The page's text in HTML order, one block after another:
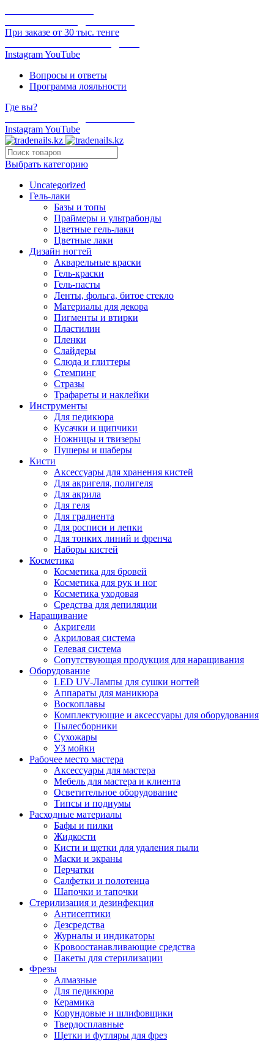
При заказе от 30 тыс. тенге
InstagramYouTube
Вопросы и ответы
Программа лояльности
Где вы?
InstagramYouTube
Выбрать категорию
Uncategorized
Гель-лаки
Базы и топы
Праймеры и ультрабонды
Цветные гель-лаки
Цветные лаки
Дизайн ногтей
Акварельные краски
Гель-краски
Гель-пасты
Ленты, фольга, битое стекло
Материалы для декора
Пигменты и втирки
Пластилин
Пленки
Слайдеры
Слюда и глиттеры
Стемпинг
Стразы
Трафареты и наклейки
Инструменты
Для педикюра
Кусачки и щипчики
Ножницы и твизеры
Пушеры и шаберы
Кисти
Аксессуары для хранения кистей
Для акригеля, полигеля
Для акрила
Для геля
Для градиента
Для росписи и лепки
Для тонких линий и френча
Наборы кистей
Косметика
Косметика для бровей
Косметика для рук и ног
Косметика уходовая
Средства для депиляции
Наращивание
Акригели
Акриловая система
Гелевая система
Сопутствующая продукция для наращивания
Оборудование
LED UV-Лампы для сушки ногтей
Аппараты для маникюра
Воскоплавы
Комплектующие и аксессуары для оборудования
Пылесборники
Сухожары
УЗ мойки
Рабочее место мастера
Аксессуары для мастера
Мебель для мастера и клиента
Осветительное оборудование
Типсы и подиумы
Расходные материалы
Бафы и пилки
Жидкости
Кисти и щетки для удаления пыли
Маски и экраны
Перчатки
Салфетки и полотенца
Шапочки и тапочки
Стерилизация и дезинфекция
Антисептики
Дезсредства
Журналы и индикаторы
Кровоостанавливающие средства
Пакеты для стерилизации
Фрезы
Алмазные
Для педикюра
Керамика
Корундовые и шлифовщики
Твердосплавные
Щетки и футляры для фрез